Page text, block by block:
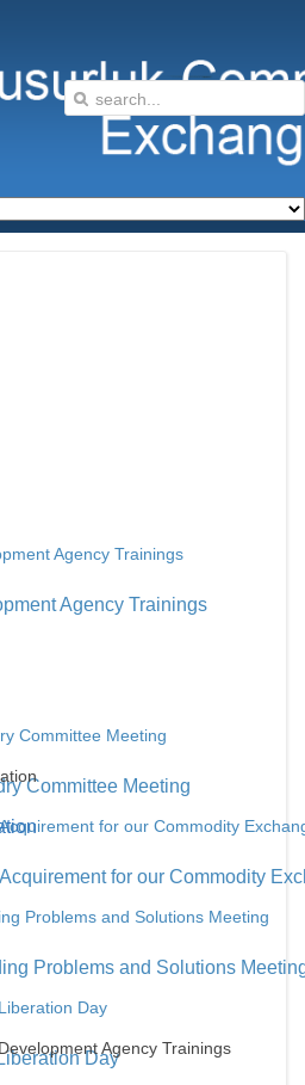
Agency Trainings
Committee Meeting
for our Commodity
Problems and Solutions
Day